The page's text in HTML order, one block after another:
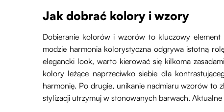
Jak dobrać kolory i wzory
Dobieranie kolorów i wzorów to kluczowy
modzie harmonia kolorystyczna odgrywa istotną
elegancki look, warto kierować się kilkoma
kolory leżące naprzeciwko siebie dla
harmonię. Po drugie, unikanie nadmiaru wzorów to
stylizacji utrzymuj w stonowanych barwach.